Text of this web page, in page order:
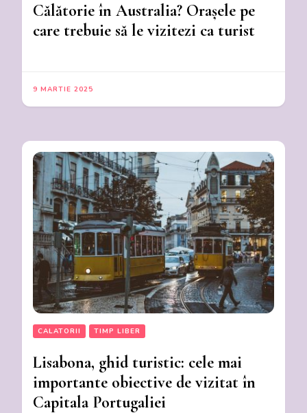
Călătorie în Australia? Orașele pe
care trebuie să le vizitezi ca turist
9 MARTIE 2025
CALATORII TIMP LIBER
Lisabona, ghid turistic: cele mai
importante obiective de vizitat în
Capitala Portugaliei